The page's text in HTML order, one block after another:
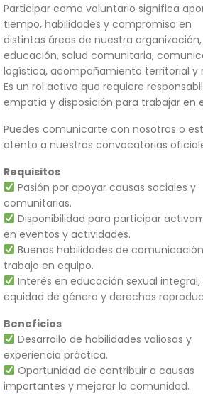
Participar como voluntario significa
tiempo, habilidades y compromiso en
distintas áreas de nuestra
educación, salud comunitaria,
logística, acompañamiento territorial y
Es un rol activo que requiere
empatía y disposición para trabajar en
Puedes comunicarte con nosotros o
atento a nuestras convocatorias
Requisitos
Pasión por apoyar causas sociales y
comunitarias.
Disponibilidad para participar
en eventos y actividades.
Buenas habilidades de
trabajo en equipo.
Interés en educación sexual integral,
equidad de género y derechos
Beneficios
Desarrollo de habilidades valiosas y
experiencia práctica.
Oportunidad de contribuir a causas
importantes y mejorar la comunidad.